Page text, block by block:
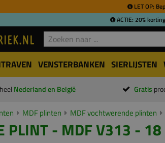
LET OP:
ACTIE: 20%
VENSTERBANKEN SIERLIJSTEN
Nederland en België Gratis
MDF plinten MDF vochtwerende plinten
PLINT - MDF V313 -